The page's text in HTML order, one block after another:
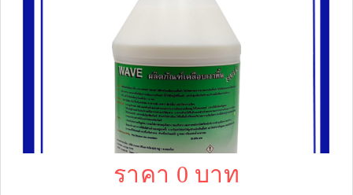
ราคา 0 บาท